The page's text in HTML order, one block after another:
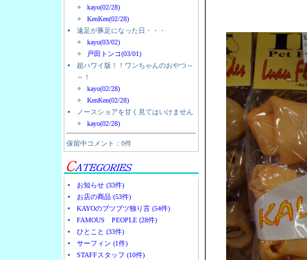
kayo(02/28)
KenKen(02/28)
遠足が豚足になった日・・・
kayo(03/02)
戸田トンコ(03/01)
超ハワイ版！！ワンちゃんのおやつ～
～！
kayo(02/28)
KenKen(02/28)
ノースショアを甘く見てはいけません
kayo(02/28)
保留中コメント：0件
お知らせ (33件)
お店の商品 (53件)
KAYOのブツブツ独り言 (54件)
FAMOUS PEOPLE (28件)
ひとこと (33件)
サーフィン (1件)
STAFFスタッフ (10件)